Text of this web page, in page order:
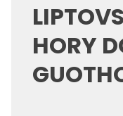
HORY